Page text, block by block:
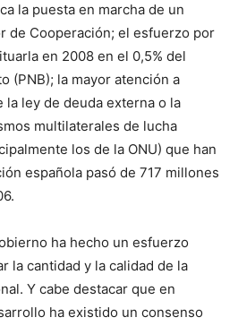
la puesta en marcha de un
de Cooperación; el esfuerzo por
en 2008 en el 0,5% del
(PNB); la mayor atención a
la ley de deuda externa o la
multilaterales de lucha
los de la ONU) que han
española pasó de 717 millones
ha hecho un esfuerzo
la cantidad y la calidad de la
Y cabe destacar que en
ha existido un consenso